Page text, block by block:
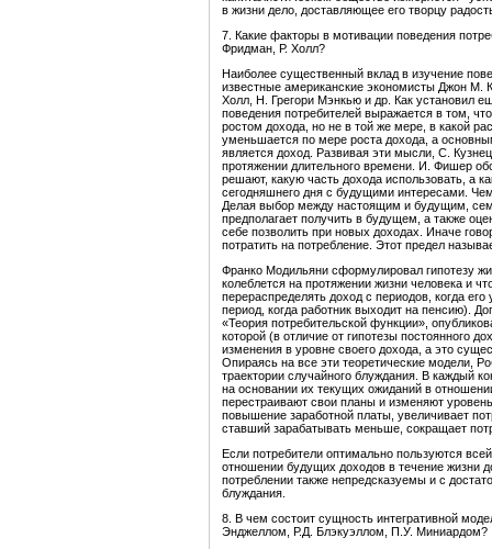
в жизни дело, доставляющее его творцу
7. Какие факторы в мотивации поведения
Фридман, Р. Холл?
Наиболее существенный вклад в изучение
известные американские экономисты Джон
Холл, Н. Грегори Мэнкью и др. Как установил
поведения потребителей выражается в том,
ростом дохода, но не в той же мере, в какой
уменьшается по мере роста дохода, а
является доход. Развивая эти мысли, С.
протяжении длительного времени. И. Фишер
решают, какую часть дохода использовать, а
сегодняшнего дня с будущими интересами.
Делая выбор между настоящим и будущим,
предполагает получить в будущем, а также
себе позволить при новых доходах. Иначе
потратить на потребление. Этот предел
Франко Модильяни сформулировал гипотезу
колеблется на протяжении жизни человека и
перераспределять доход с периодов, когда
период, когда работник выходит на пенсию).
«Теория потребительской функции»,
которой (в отличие от гипотезы постоянного
изменения в уровне своего дохода, а это
Опираясь на все эти теоретические модели,
траектории случайного блуждания. В каждый
на основании их текущих ожиданий в
перестраивают свои планы и изменяют
повышение заработной платы, увеличивает
ставший зарабатывать меньше, сокращает
Если потребители оптимально пользуются
отношении будущих доходов в течение жизни
потреблении также непредсказуемы и с
блуждания.
8. В чем состоит сущность интегративной
Энджеллом, Р.Д. Блэкуэллом, П.У. Миниардом?